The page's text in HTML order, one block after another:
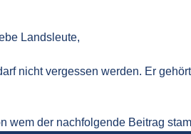
Landsleute,
nicht vergessen werden. Er
wem der nachfolgende Beitrag